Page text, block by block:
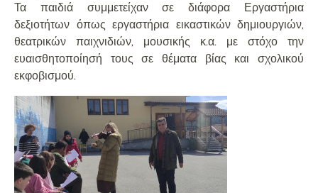
Τα παιδιά συμμετείχαν σε διάφορα Εργαστήρια
δεξιοτήτων όπως εργαστήρια εικαστικών δημιουργιών,
θεατρικών παιχνιδιών, μουσικής κ.α. με στόχο την
ευαισθητοποίησή τους σε θέματα βίας και σχολικού
εκφοβισμού.